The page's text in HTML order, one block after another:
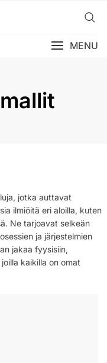
MENU
jotka auttavat
ilmiöitä eri aloilla, kuten
Ne tarjoavat selkeän
ja järjestelmien
jakaa fyysisiin,
kaikilla on omat